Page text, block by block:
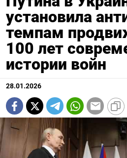
установила
темпам
100 лет
истории войн
28.01.2026